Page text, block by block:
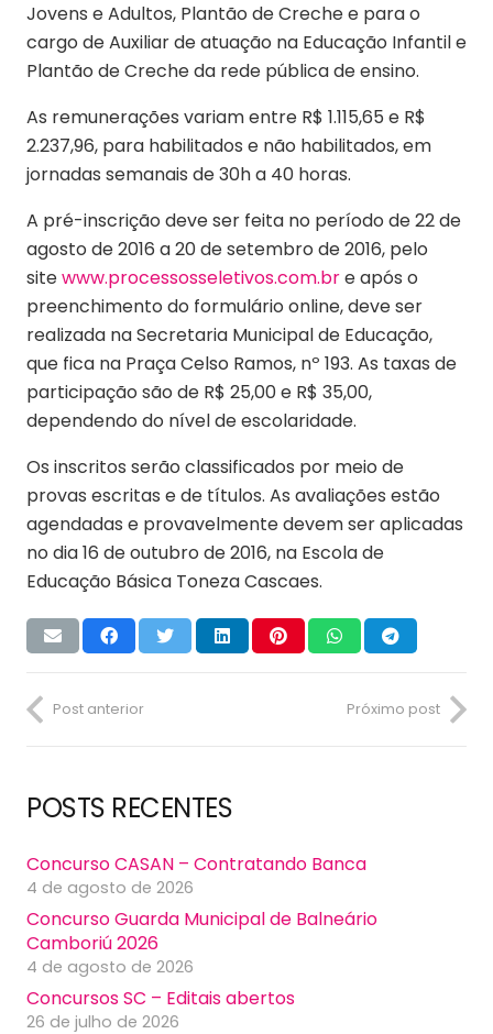
Jovens e Adultos, Plantão de Creche e para o
cargo de Auxiliar de atuação na Educação Infantil e
Plantão de Creche da rede pública de ensino.
As remunerações variam entre R$ 1.115,65 e R$
2.237,96, para habilitados e não habilitados, em
jornadas semanais de 30h a 40 horas.
A pré-inscrição deve ser feita no período de 22 de
agosto de 2016 a 20 de setembro de 2016, pelo
sitewww.processosseletivos.com.bre após o
preenchimento do formulário online, deve ser
realizada na Secretaria Municipal de Educação,
que fica na Praça Celso Ramos, nº 193. As taxas de
participação são de R$ 25,00 e R$ 35,00,
dependendo do nível de escolaridade.
Os inscritos serão classificados por meio de
provas escritas e de títulos. As avaliações estão
agendadas e provavelmente devem ser aplicadas
no dia 16 de outubro de 2016, na Escola de
Educação Básica Toneza Cascaes.
Post anterior Próximo post
POSTS RECENTES
Concurso CASAN – Contratando Banca
4 de agosto de 2026
Concurso Guarda Municipal de Balneário
Camboriú 2026
4 de agosto de 2026
Concursos SC – Editais abertos
26 de julho de 2026